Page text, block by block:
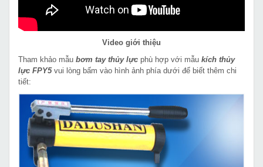
Video giới thiệu
Tham khảo mẫu bơm tay thủy lực phù hợp với mẫu kích thủy
lực FPY5vui lòng bấm vào hình ảnh phía dưới để biết thêm chi
tiết: